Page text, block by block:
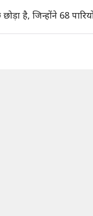
है, जिन्होंने 68